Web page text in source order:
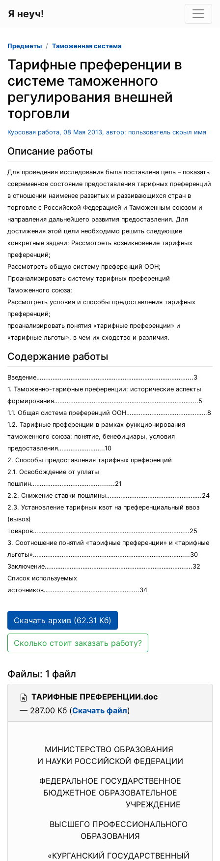
Я неуч!
Предметы Таможенная система
Тарифные преференции в
системе таможенного
регулирования внешней
торговли
Курсовая работа, 08 Мая 2013, автор: пользователь скрыл имя
Описание работы
Для проведения исследования была поставлена цель – показать
современное состояние предоставления тарифных преференций
в отношении наименее развитых и развивающихся стран в
торговле с Российской Федерацией и Таможенным союзом и
направления дальнейшего развития предоставления. Для
достижения этой цели необходимо решить следующие
конкретные задачи: Рассмотреть возникновение тарифных
преференций;
Рассмотреть общую систему преференций ООН;
Проанализировать систему тарифных преференций
Таможенного союза;
Рассмотреть условия и способы предоставления тарифных
преференций;
проанализировать понятия «тарифные преференции» и
«тарифные льготы», в чем их сходство и различия.
Содержание работы
Введение…………………………………………………………………………...3
1. Таможенно-тарифные преференции: исторические аспекты
формирования……………………………………………………………………..5
1.1. Общая система преференций ООН………………………………………8
1.2. Тарифные преференции в рамках функционирования
таможенного союза: понятие, бенефициары, условия
предоставления……………………..10
2. Способы предоставления тарифных преференций
2.1. Освобождение от уплаты
пошлин………………………………….......21
2.2. Снижение ставки пошлины……………………………………………..24
2.3. Установление тарифных квот на преференциальный ввоз
(вывоз)
товаров……………………………………………………………………………25
3. Соотношение понятий «тарифные преференции» и «тарифные
льготы»…………………………………………………………………………...30
Заключение……………………………………………………………………….32
Список используемых
источников……………………………………………..34
Скачать архив (62.31 Кб)
Сколько стоит заказать работу?
Файлы: 1 файл
ТАРИФНЫЕ ПРЕФЕРЕНЦИИ.doc
— 287.00 Кб (Скачать файл)
МИНИСТЕРСТВО ОБРАЗОВАНИЯ
И НАУКИ РОССИЙСКОЙ ФЕДЕРАЦИИ
ФЕДЕРАЛЬНОЕ ГОСУДАРСТВЕННОЕ
БЮДЖЕТНОЕ ОБРАЗОВАТЕЛЬНОЕ
УЧРЕЖДЕНИЕ
ВЫСШЕГО ПРОФЕССИОНАЛЬНОГО
ОБРАЗОВАНИЯ
«КУРГАНСКИЙ ГОСУДАРСТВЕННЫЙ